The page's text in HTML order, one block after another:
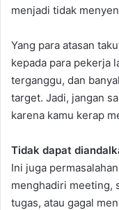
menjadi tidak
Yang para atasan
kepada para pekerja
terganggu, dan
target. Jadi, jangan
karena kamu kerap
Tidak dapat
Ini juga
menghadiri meeting,
tugas, atau gagal